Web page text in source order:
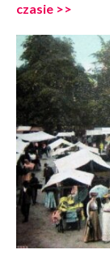
czasie >>